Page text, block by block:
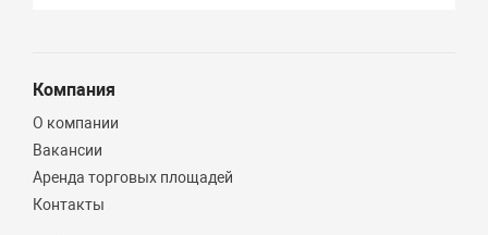
Компания
О компании
Вакансии
Аренда торговых площадей
Контакты